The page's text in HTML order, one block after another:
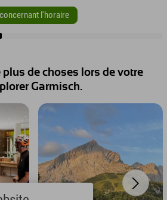
l'horaire
plus de choses lors de votre
Garmisch.